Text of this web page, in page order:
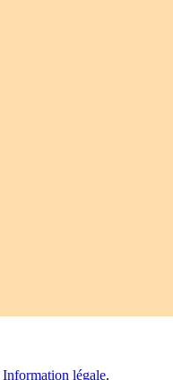
Information légale.